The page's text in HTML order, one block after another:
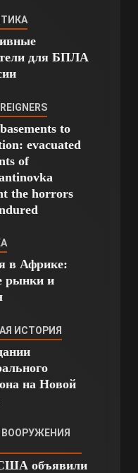
для БПЛА
to
evacuated
of
the horrors
в Африке:
рынки и
ИСТОРИЯ
на Новой
ВООРУЖЕНИЯ
объявили